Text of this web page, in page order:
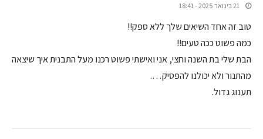
21 בינואר 2025 - 18:41
טוב זה אחד השיאים שלך ללא ספק!!
כמה פשוט ככה טעים!!
הבת שלי בת השנה וחצי, אני ואישתי פשוט רכנו מעל התבנית איך שיצאה
מהתנור ולא יכולנו להפסיק….
תענוג גדול.